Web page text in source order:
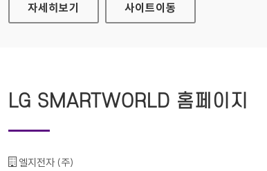
대구시설관리공단 이동지원센터 홈페이지
자세히보기 사이트이동
LG SMARTWORLD 홈페이지
기관명 :
엘지전자 (주)